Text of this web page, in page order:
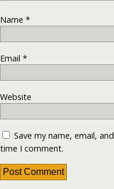
Name *
Email *
Website
Save my name, email,
time I comment.